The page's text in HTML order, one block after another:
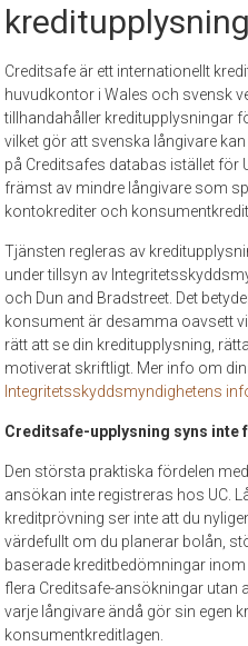
Creditsafe är ett internationellt
huvudkontor i Wales och svensk
tillhandahåller kreditupplysningar
vilket gör att svenska långivare
på Creditsafes databas istället för
främst av mindre långivare som
kontokrediter och
Tjänsten regleras av
under tillsyn av
och Dun and Bradstreet. Det
konsument är desamma oavsett
rätt att se din kreditupplysning,
motiverat skriftligt. Mer info om
Integritetsskyddsmyndighetens
Creditsafe-upplysning syns inte
Den största praktiska fördelen
ansökan inte registreras hos UC.
kreditprövning ser inte att du
värdefullt om du planerar bolån,
baserade kreditbedömningar
flera Creditsafe-ansökningar utan
varje långivare ändå gör sin egen
konsumentkreditlagen.